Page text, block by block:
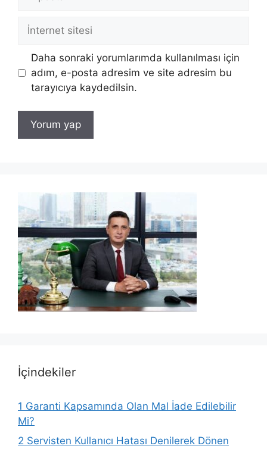
posta
İnternet
Daha sonraki yorumlarımda kullanılması için
adım, e-posta adresim ve site adresim bu
tarayıcıya kaydedilsin.
İçindekiler
1 Garanti Kapsamında Olan Mal İade Edilebilir
Mi?
2 Servisten Kullanıcı Hatası Denilerek Dönen